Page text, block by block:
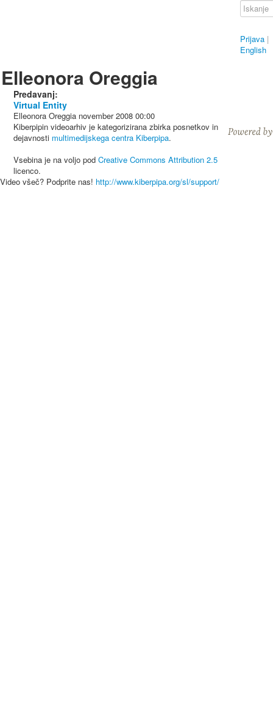
Prijava |
English
Elleonora Oreggia
Predavanj:
Virtual Entity
Elleonora Oreggia november 2008 00:00
Kiberpipin videoarhiv je kategorizirana zbirka posnetkov in
dejavnosti multimedijskega centra Kiberpipa.
Vsebina je na voljo pod Creative Commons Attribution 2.5
licenco.
Video všeč? Podprite nas! http://www.kiberpipa.org/sl/support/